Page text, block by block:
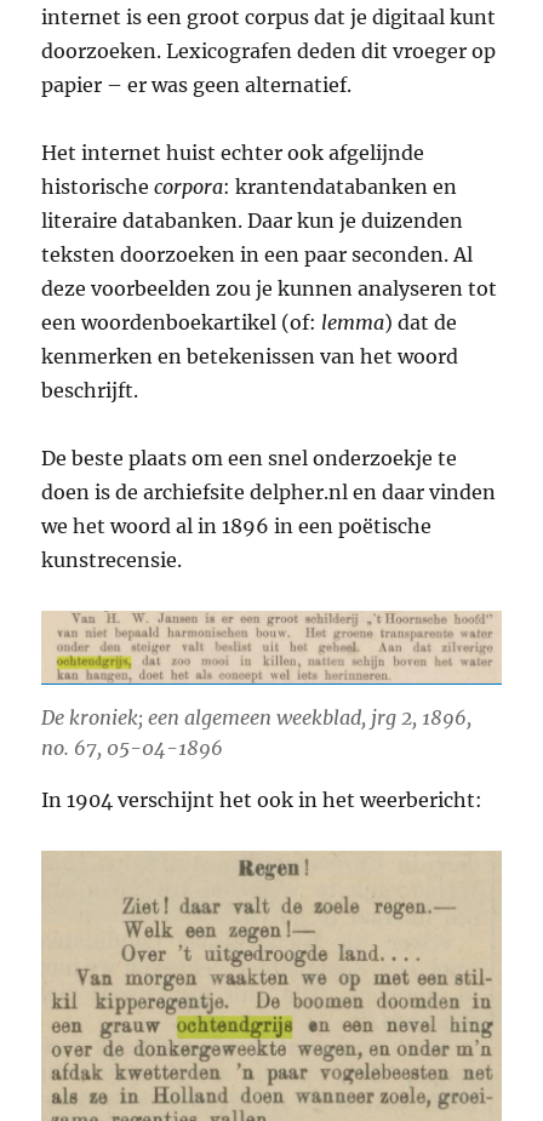
internet is een groot corpus dat je digitaal kunt
doorzoeken. Lexicografen deden dit vroeger op
papier – er was geen alternatief.
Het internet huist echter ook afgelijnde
historischecorpora: krantendatabanken en
literaire databanken. Daar kun je duizenden
teksten doorzoeken in een paar seconden. Al
deze voorbeelden zou je kunnen analyseren tot
een woordenboekartikel (of: lemma) dat de
kenmerken en betekenissen van het woord
beschrijft.
De beste plaats om een snel onderzoekje te
doen is de archiefsite delpher.nl en daar vinden
we het woord al in 1896 in een poëtische
kunstrecensie.
De kroniek; een algemeen weekblad, jrg 2, 1896,
no. 67, 05-04-1896
In 1904 verschijnt het ook in het weerbericht: